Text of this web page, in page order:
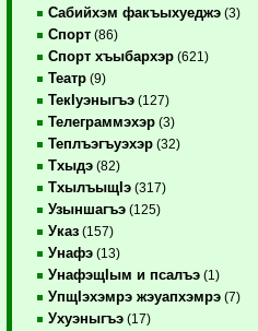
Сабийхэм факъыхуеджэ (3)
Спорт (86)
Спорт хъыбархэр (621)
Театр (9)
ТекIуэныгъэ (127)
Телеграммэхэр (3)
Теплъэгъуэхэр (32)
Тхыдэ (82)
ТхылъыщIэ (317)
Узыншагъэ (125)
Указ (157)
Унафэ (13)
УнафэщIым и псалъэ (1)
УпщIэхэмрэ жэуапхэмрэ (7)
Ухуэныгъэ (17)